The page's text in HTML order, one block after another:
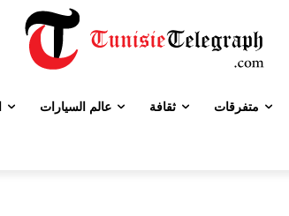
عالم السيارات ثقافة متفرقات